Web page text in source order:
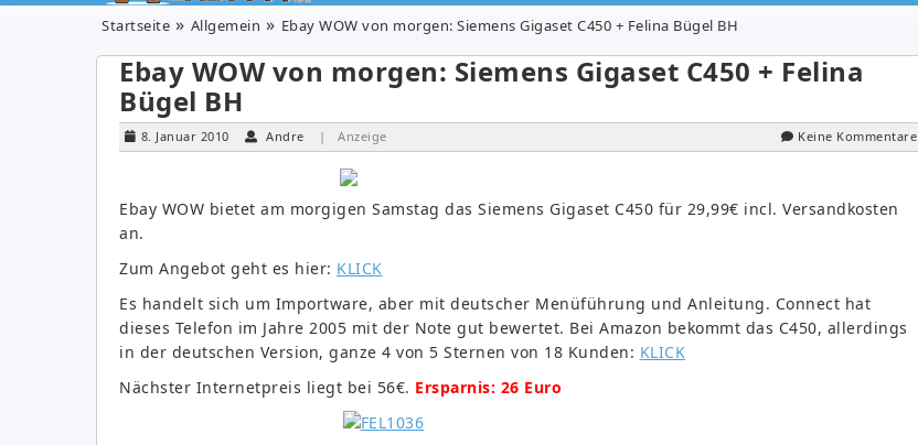
Startseite Allgemein Ebay WOW von morgen: Siemens Gigaset C450 + Felina Bügel BH
Ebay WOW von morgen: Siemens Gigaset C450 + Felina
Bügel BH
8. Januar 2010 Andre | Anzeige Keine Kommentare
Ebay WOW bietet am morgigen Samstag das Siemens Gigaset C450 für 29,99€ incl. Versandkosten
an.
Zum Angebot geht es hier: KLICK
Es handelt sich um Importware, aber mit deutscher Menüführung und Anleitung. Connect hat
dieses Telefon im Jahre 2005 mit der Note gut bewertet. Bei Amazon bekommt das C450, allerdings
in der deutschen Version, ganze 4 von 5 Sternen von 18 Kunden: KLICK
Nächster Internetpreis liegt bei 56€. Ersparnis: 26 Euro